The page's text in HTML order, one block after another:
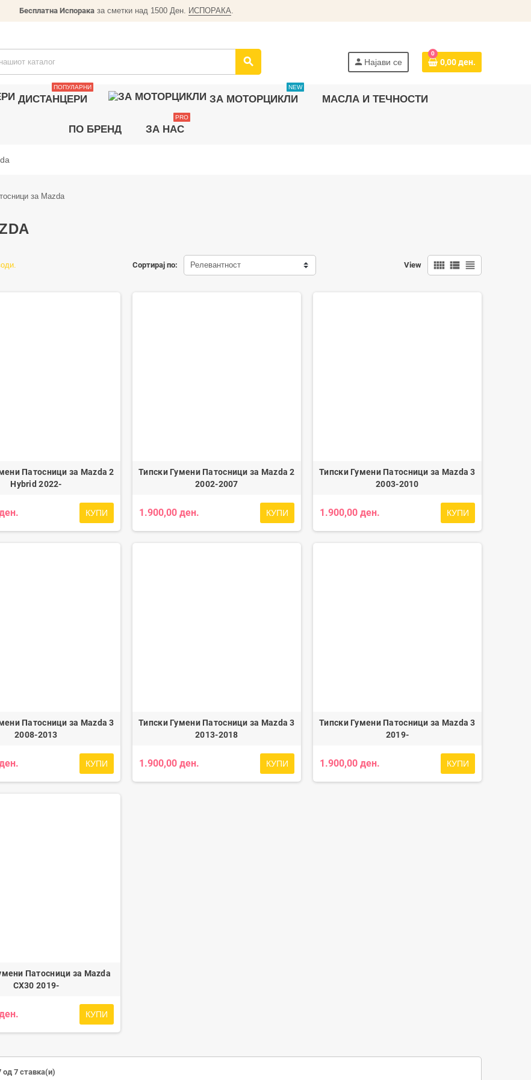
Бесплатна Испорака за сметки над 1500 Ден. ИСПОРАКА.
search person Најави се
0
0,00 ден.
ДИСТАНЦЕРИ
ПОПУЛАРНИ
ЗА МОТОРЦИКЛИ
NEW
MАСЛА И ТЕЧНОСТИ
ПО БРЕНД ЗА НАС
PRO
Сортирај по: Релевантност View view_comfy view_list view_headline
Патосници за Mazda 2
Hybrid 2022-
КУПИ
Типски Гумени Патосници за Mazda 2
2002-2007
1.900,00 ден. КУПИ
Типски Гумени Патосници за Mazda 3
2003-2010
1.900,00 ден. КУПИ
Патосници за Mazda 3
2008-2013
КУПИ
Типски Гумени Патосници за Mazda 3
2013-2018
1.900,00 ден. КУПИ
Типски Гумени Патосници за Mazda 3
2019-
1.900,00 ден. КУПИ
Патосници за Mazda
CX30 2019-
КУПИ
од 7 ставка(и)